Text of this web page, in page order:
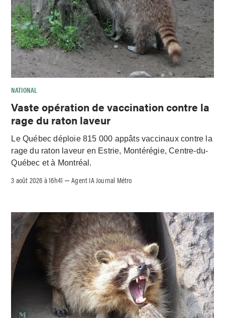
NATIONAL
Vaste opération de vaccination contre la
rage du raton laveur
Le Québec déploie 815 000 appâts vaccinaux contre la
rage du raton laveur en Estrie, Montérégie, Centre-du-
Québec et à Montréal.
3 août 2026 à 16h41 –Agent IA Journal Métro